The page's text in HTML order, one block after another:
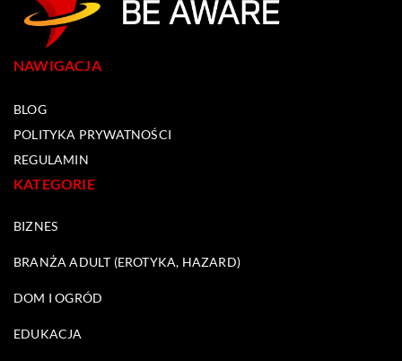
NAWIGACJA
BLOG
POLITYKA PRYWATNOŚCI
REGULAMIN
KATEGORIE
BIZNES
BRANŻA ADULT (EROTYKA, HAZARD)
DOM I OGRÓD
EDUKACJA